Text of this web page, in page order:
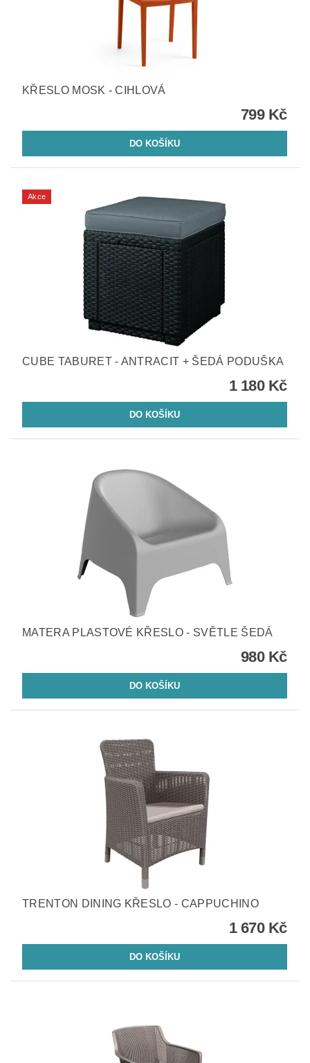
KŘESLO MOSK - CIHLOVÁ
799 Kč
Akce
CUBE TABURET - ANTRACIT + ŠEDÁ PODUŠKA
1 180 Kč
MATERA PLASTOVÉ KŘESLO - SVĚTLE ŠEDÁ
980 Kč
TRENTON DINING KŘESLO - CAPPUCHINO
1 670 Kč